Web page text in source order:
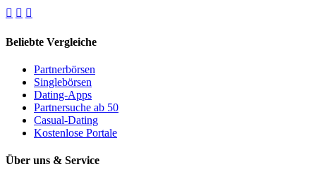
Beliebte Vergleiche
Partnerbörsen
Singlebörsen
Dating-Apps
Partnersuche ab 50
Casual-Dating
Kostenlose Portale
Über uns & Service